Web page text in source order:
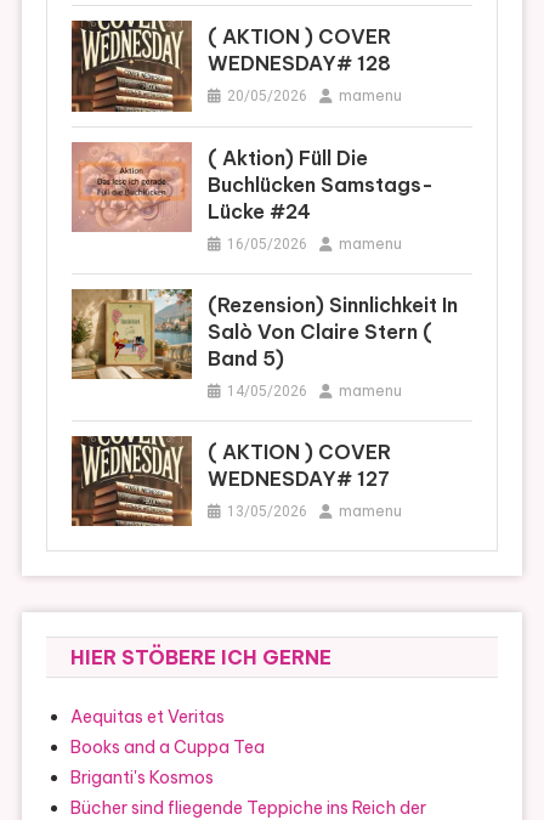
( AKTION ) COVER
WEDNESDAY# 128
20/05/2026 mamenu
( Aktion) Füll Die
Buchlücken Samstags-
Lücke #24
16/05/2026 mamenu
(Rezension) Sinnlichkeit In
Salò Von Claire Stern (
Band 5)
14/05/2026 mamenu
( AKTION ) COVER
WEDNESDAY# 127
13/05/2026 mamenu
HIER STÖBERE ICH GERNE
Aequitas et Veritas
Books and a Cuppa Tea
Briganti's Kosmos
Bücher sind fliegende Teppiche ins Reich der